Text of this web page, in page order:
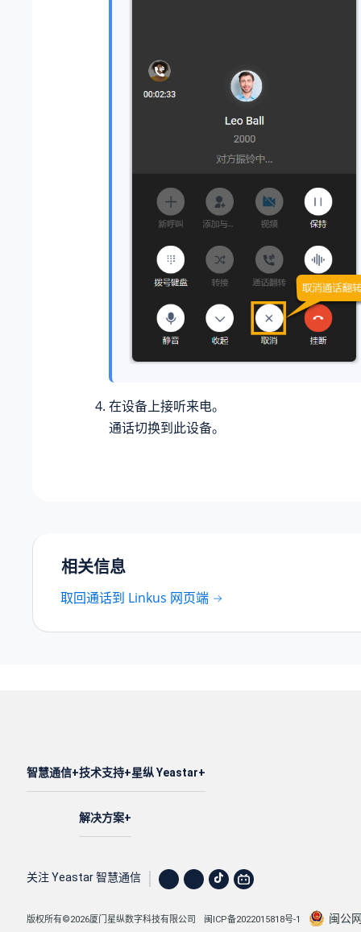
在设备上接听来电。
通话切换到此设备。
相关信息
取回通话到 Linkus 网页端
智慧通信 技术支持
解决方案
星纵 Yeastar
关注 Yeastar 智慧通信
版权所有©2026厦门星纵数字科技有限公司 闽ICP备2022015818号-1 闽公